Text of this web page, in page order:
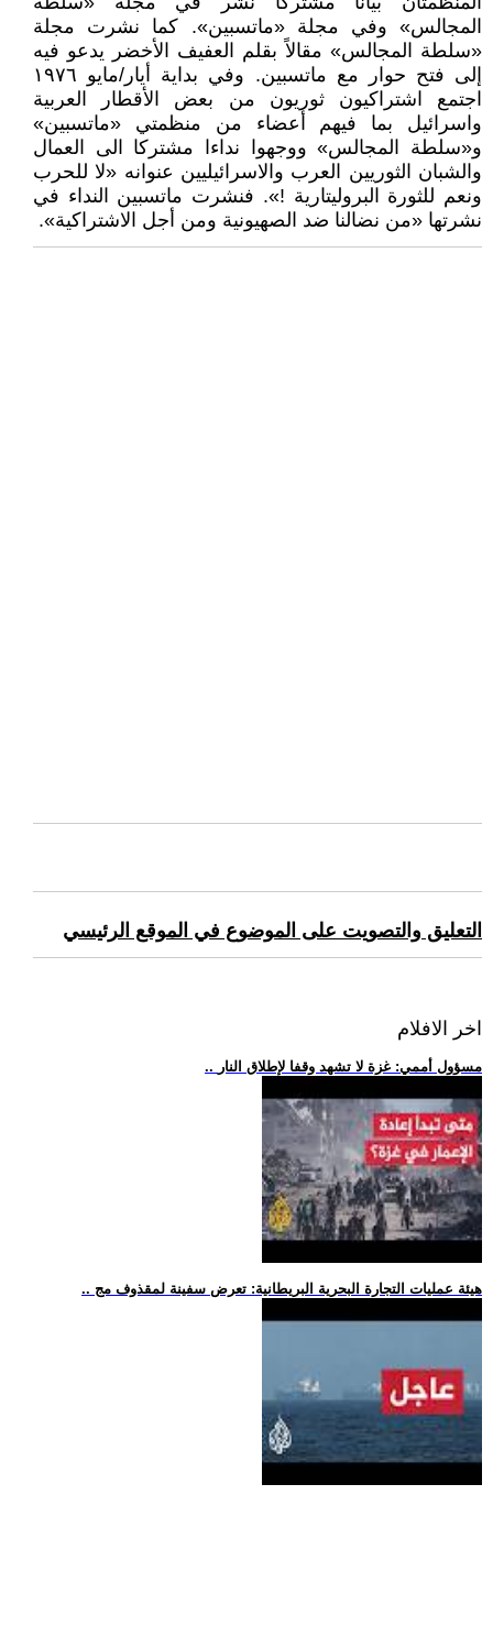
المجالس» وفي مجلة «ماتسبين». كما نشرت مجلة
«سلطة المجالس» مقالاً بقلم العفيف الأخضر يدعو فيه
إلى فتح حوار مع ماتسبين. وفي بداية أيار/مايو ١٩٧٦
اجتمع اشتراكيون ثوريون من بعض الأقطار العربية
واسرائيل بما فيهم أعضاء من منظمتي «ماتسبين»
و«سلطة المجالس» ووجهوا نداءا مشتركا الى العمال
والشبان الثوريين العرب والاسرائيليين عنوانه «لا للحرب
ونعم للثورة البروليتارية !». فنشرت ماتسبين النداء في
نشرتها «من نضالنا ضد الصهيونية ومن أجل الاشتراكية».
التعليق والتصويت على الموضوع في الموقع الرئيسي
اخر الافلام
.. مسؤول أممي: غزة لا تشهد وقفا لإطلاق النار
.. هيئة عمليات التجارة البحرية البريطانية: تعرض سفينة لمقذوف مج